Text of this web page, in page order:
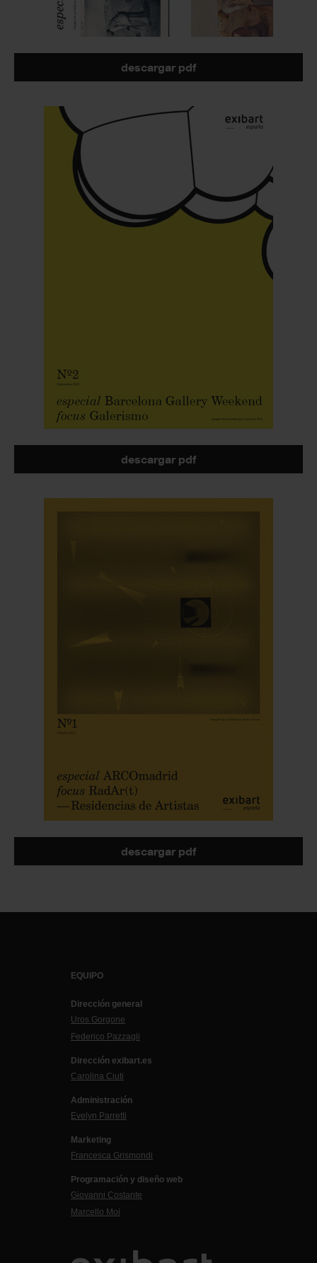
descargar pdf
descargar pdf
descargar pdf
EQUIPO
Dirección general
Uros Gorgone
Federico Pazzagli
Dirección exibart.es
Carolina Ciuti
Administración
Evelyn Parretti
Marketing
Francesca Grismondi
Programación y diseño web
Giovanni Costante
Marcello Moi